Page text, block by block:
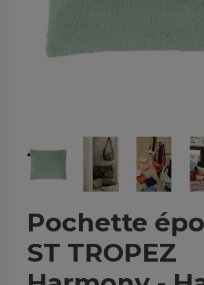
Pochette
ST TROPEZ